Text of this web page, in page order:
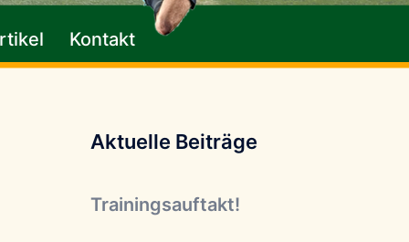
Kontakt
Aktuelle Beiträge
Trainingsauftakt!